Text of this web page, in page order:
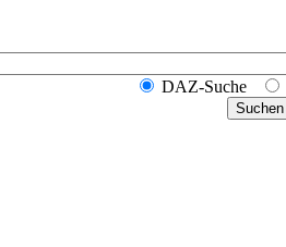
DAZ-Suche
Suchen